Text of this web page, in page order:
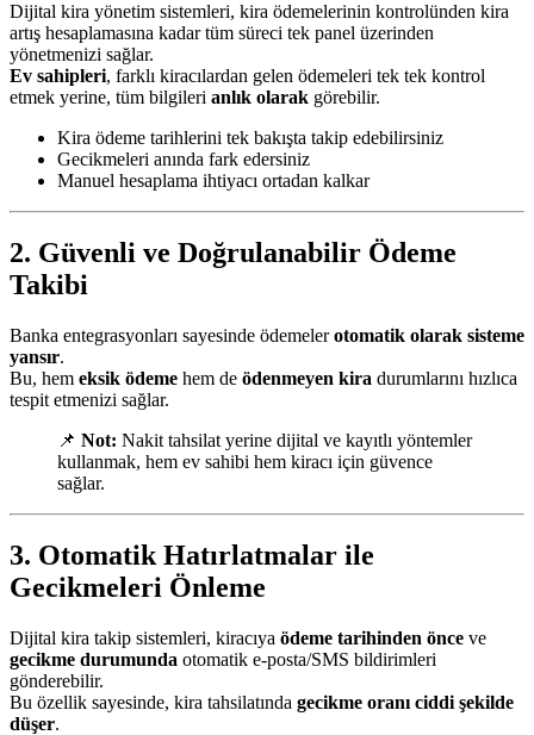
Dijital kira yönetim sistemleri, kira ödemelerinin kontrolünden kira
artış hesaplamasına kadar tüm süreci tek panel üzerinden
yönetmenizi sağlar.
Ev sahipleri, farklı kiracılardan gelen ödemeleri tek tek kontrol
etmek yerine, tüm bilgileri anlık olarak görebilir.
Kira ödeme tarihlerini tek bakışta takip edebilirsiniz
Gecikmeleri anında fark edersiniz
Manuel hesaplama ihtiyacı ortadan kalkar
2. Güvenli ve Doğrulanabilir Ödeme
Takibi
Banka entegrasyonları sayesinde ödemelerotomatik olarak sisteme
yansır.
Bu, hem eksik ödeme hem de ödenmeyen kira durumlarını hızlıca
tespit etmenizi sağlar.
📌 Not: Nakit tahsilat yerine dijital ve kayıtlı yöntemler
kullanmak, hem ev sahibi hem kiracı için güvence
sağlar.
3. Otomatik Hatırlatmalar ile
Gecikmeleri Önleme
Dijital kira takip sistemleri, kiracıya ödeme tarihinden önce ve
gecikme durumunda otomatik e-posta/SMS bildirimleri
gönderebilir.
Bu özellik sayesinde, kira tahsilatında gecikme oranı ciddi şekilde
düşer.